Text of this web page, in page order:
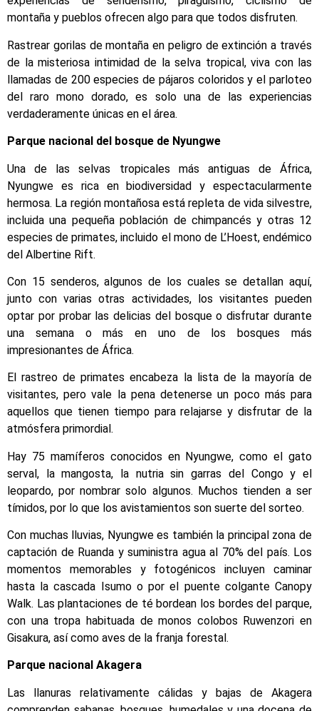
montaña y pueblos ofrecen algo para que todos disfruten.
Rastrear gorilas de montaña en peligro de extinción a través
de la misteriosa intimidad de la selva tropical, viva con las
llamadas de 200 especies de pájaros coloridos y el parloteo
del raro mono dorado, es solo una de las experiencias
verdaderamente únicas en el área.
Parque nacional del bosque de Nyungwe
Una de las selvas tropicales más antiguas de África,
Nyungwe es rica en biodiversidad y espectacularmente
hermosa. La región montañosa está repleta de vida silvestre,
incluida una pequeña población de chimpancés y otras 12
especies de primates, incluido el mono de L’Hoest, endémico
del Albertine Rift.
Con 15 senderos, algunos de los cuales se detallan aquí,
junto con varias otras actividades, los visitantes pueden
optar por probar las delicias del bosque o disfrutar durante
una semana o más en uno de los bosques más
impresionantes de África.
El rastreo de primates encabeza la lista de la mayoría de
visitantes, pero vale la pena detenerse un poco más para
aquellos que tienen tiempo para relajarse y disfrutar de la
atmósfera primordial.
Hay 75 mamíferos conocidos en Nyungwe, como el gato
serval, la mangosta, la nutria sin garras del Congo y el
leopardo, por nombrar solo algunos. Muchos tienden a ser
tímidos, por lo que los avistamientos son suerte del sorteo.
Con muchas lluvias, Nyungwe es también la principal zona de
captación de Ruanda y suministra agua al 70% del país. Los
momentos memorables y fotogénicos incluyen caminar
hasta la cascada Isumo o por el puente colgante Canopy
Walk. Las plantaciones de té bordean los bordes del parque,
con una tropa habituada de monos colobos Ruwenzori en
Gisakura, así como aves de la franja forestal.
Parque nacional Akagera
Las llanuras relativamente cálidas y bajas de Akagera